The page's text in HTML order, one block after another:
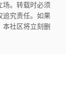
场。转载时必须
追究责任。如果
本社区将立刻删